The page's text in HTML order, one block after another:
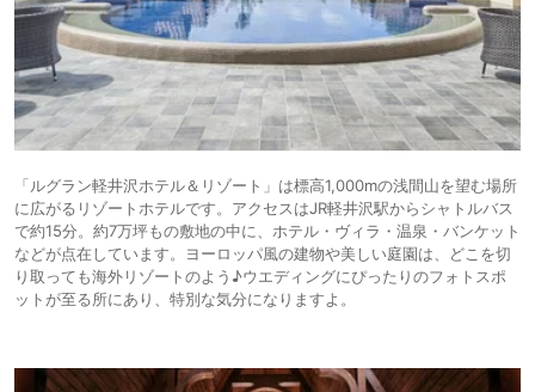
「ルグラン軽井沢ホテル＆リゾート」は標高1,000mの浅間山を望む場所
に広がるリゾートホテルです。アクセスはJR軽井沢駅からシャトルバス
で約15分。約7万坪もの敷地の中に、ホテル・ヴィラ・温泉・バンケット
などが点在しています。ヨーロッパ風の建物や美しい庭園は、どこを切
り取っても海外リゾートのよう♪ウエディングにぴったりのフォトスポ
ットが至る所にあり、特別な気分になりますよ。